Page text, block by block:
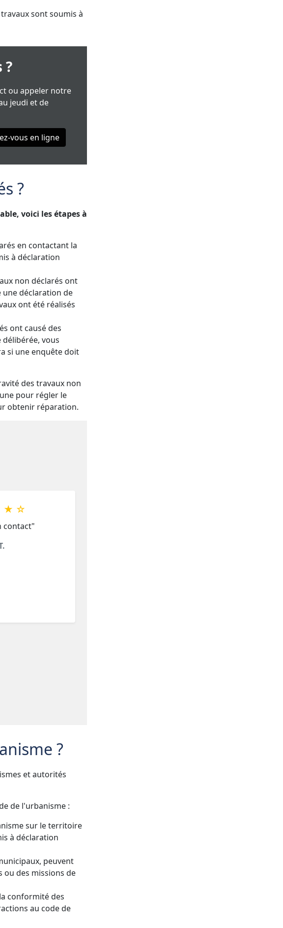
sont soumis à
?
ou appeler notre
jeudi et de
vous en ligne
?
voici les étapes à
en contactant la
à déclaration
non déclarés ont
une déclaration de
ont été réalisés
ont causé des
vous
si une enquête doit
des travaux non
pour régler le
obtenir réparation.
★ ☆
contact"
?
et autorités
de l'urbanisme :
sur le territoire
à déclaration
peuvent
des missions de
conformité des
au code de